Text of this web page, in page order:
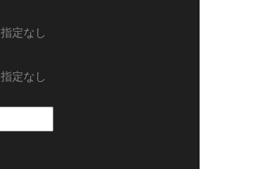
指定なし
指定なし